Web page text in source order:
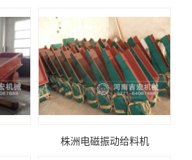
株洲电磁振动给料机